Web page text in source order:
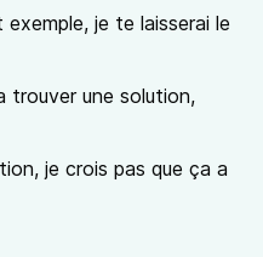
je te laisserai le
trouver une solution,
je crois pas que ça a